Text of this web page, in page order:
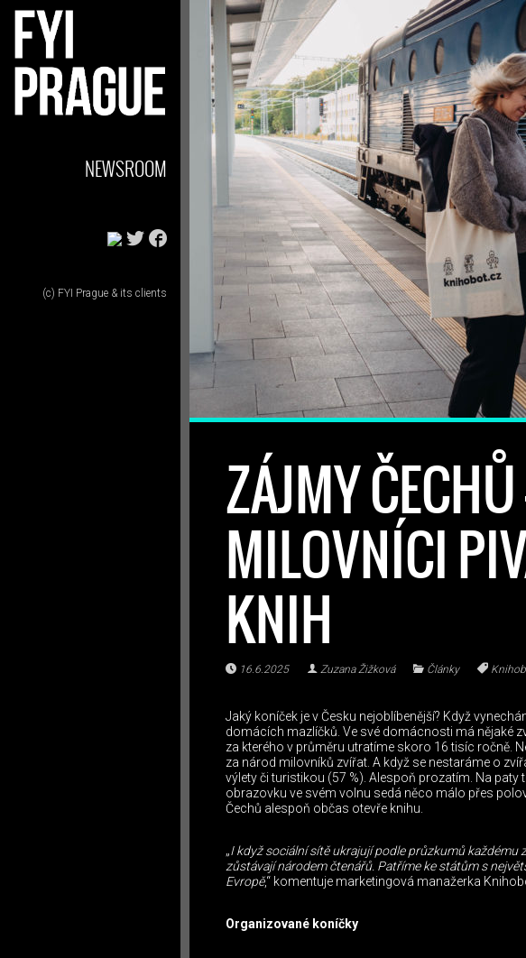
NEWSROOM
(c) FYI Prague & its clients
ZÁJMY ČECHŮ
MILOVNÍCI
KNIH
16.6.2025 Zuzana Žižková Články
Jaký koníček je v Česku nejoblíbenější? Když
domácích mazlíčků. Ve své domácnosti má nějaké
za kterého v průměru utratíme skoro 16 tisíc ročně.
za národ milovníků zvířat. A když se nestaráme o
výlety či turistikou (57 %). Alespoň prozatím. Na paty
obrazovku ve svém volnu sedá něco málo přes
Čechů alespoň občas otevře knihu.
„I když sociální sítě ukrajují podle průzkumů každému
zůstávají národem čtenářů. Patříme ke státům s
Evropě,“ komentuje marketingová manažerka
Organizované koníčky